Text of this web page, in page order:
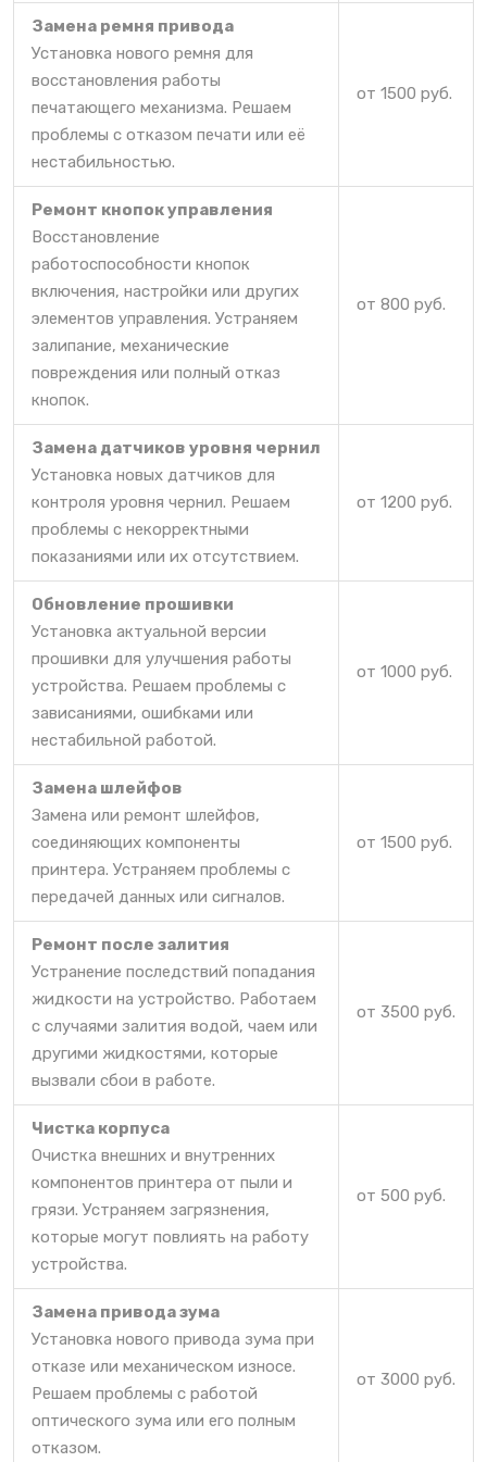
Замена ремня привода
Установка нового ремня для
восстановления работы
печатающего механизма. Решаем
проблемы с отказом печати или её
нестабильностью.
от 1500 руб.
Ремонт кнопок управления
Восстановление
работоспособности кнопок
включения, настройки или других
элементов управления. Устраняем
залипание, механические
повреждения или полный отказ
кнопок.
от 800 руб.
Замена датчиков уровня чернил
Установка новых датчиков для
контроля уровня чернил. Решаем
проблемы с некорректными
показаниями или их отсутствием.
от 1200 руб.
Обновление прошивки
Установка актуальной версии
прошивки для улучшения работы
устройства. Решаем проблемы с
зависаниями, ошибками или
нестабильной работой.
от 1000 руб.
Замена шлейфов
Замена или ремонт шлейфов,
соединяющих компоненты
принтера. Устраняем проблемы с
передачей данных или сигналов.
от 1500 руб.
Ремонт после залития
Устранение последствий попадания
жидкости на устройство. Работаем
с случаями залития водой, чаем или
другими жидкостями, которые
вызвали сбои в работе.
от 3500 руб.
Чистка корпуса
Очистка внешних и внутренних
компонентов принтера от пыли и
грязи. Устраняем загрязнения,
которые могут повлиять на работу
устройства.
от 500 руб.
Замена привода зума
Установка нового привода зума при
отказе или механическом износе.
Решаем проблемы с работой
оптического зума или его полным
отказом.
от 3000 руб.